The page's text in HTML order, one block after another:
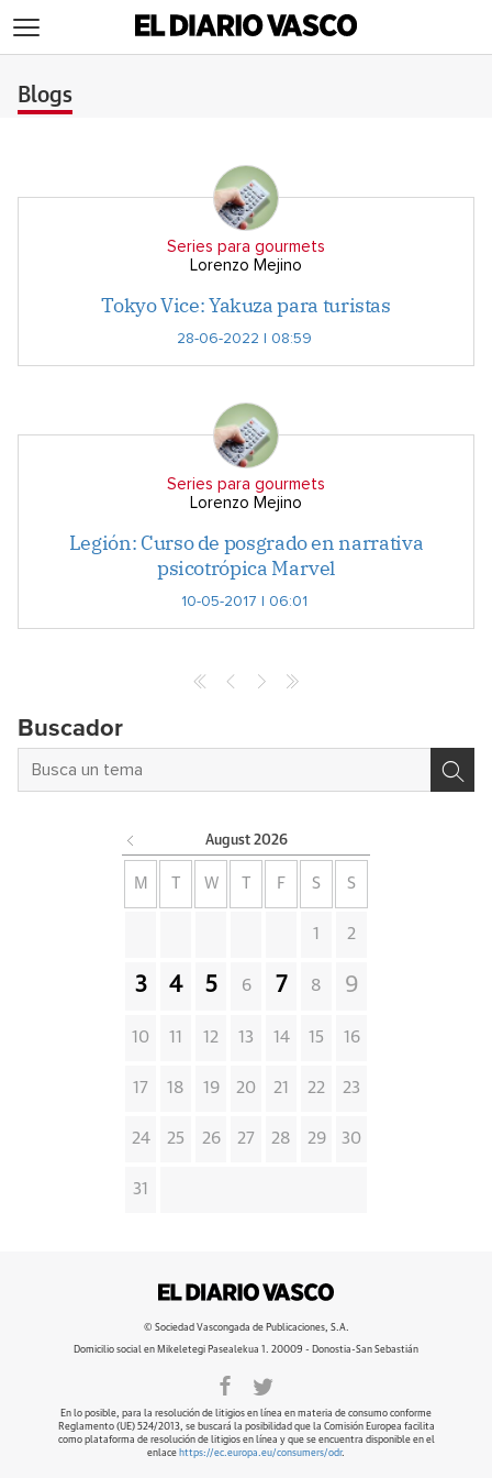
Blogs
Series para gourmets
Lorenzo Mejino
Tokyo Vice: Yakuza para turistas
28-06-2022 | 08:59
Series para gourmets
Lorenzo Mejino
Legión: Curso de posgrado en narrativa
psicotrópica Marvel
10-05-2017 | 06:01
Buscador
August 2026
M W F S S
1 2
3 4 5 6 7 8 9
10 11 12 13 14 15 16
17 18 19 20 21 22 23
24 25 26 27 28 29 30
31
© Sociedad Vascongada de Publicaciones, S.A.
Domicilio social en Mikeletegi Pasealekua 1. 20009 - Donostia-San Sebastián
En lo posible, para la resolución de litigios en línea en materia de consumo conforme
Reglamento (UE) 524/2013, se buscará la posibilidad que la Comisión Europea facilita
como plataforma de resolución de litigios en línea y que se encuentra disponible en el
enlace https://ec.europa.eu/consumers/odr.